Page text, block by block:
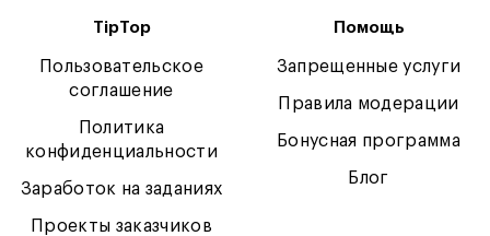
TipTop
Пользовательское
соглашение
Политика
конфиденциальности
Заработок на заданиях
Проекты заказчиков
Помощь
Запрещенные услуги
Правила модерации
Бонусная программа
Блог